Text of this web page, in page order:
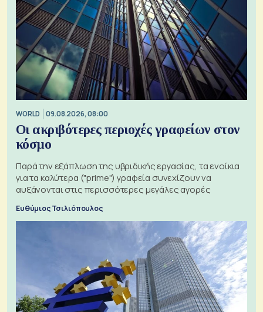
WORLD 09.08.2026, 08:00
Οι ακριβότερες περιοχές γραφείων στον
κόσμο
Παρά την εξάπλωση της υβριδικής εργασίας, τα ενοίκια
για τα καλύτερα ("prime") γραφεία συνεχίζουν να
αυξάνονται στις περισσότερες μεγάλες αγορές
Ευθύμιος Τσιλιόπουλος